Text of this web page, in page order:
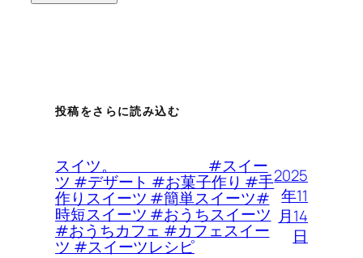
投稿をさらに読み込む
スイツ。 #スイー
ツ #デザート #お菓子作り #手
作りスイーツ #簡単スイーツ#
時短スイーツ #おうちスイーツ
#おうちカフェ #カフェスイー
ツ #スイーツレシピ
2025
年11
月14
日